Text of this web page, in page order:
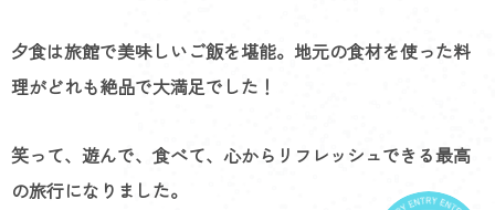
夕食は旅館で美味しいご飯を堪能。地元の食材を使った料
理がどれも絶品で大満足でした！
笑って、遊んで、食べて、心からリフレッシュできる最高
の旅行になりました。